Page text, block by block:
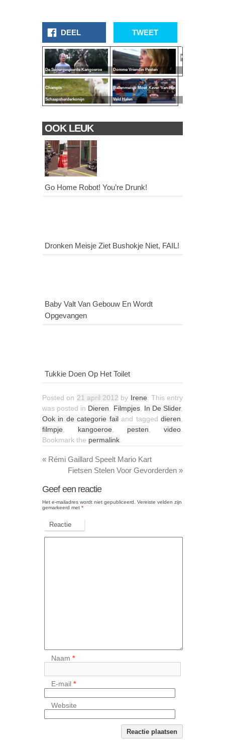
DEEL TWEET
De Supergespierde Kangoeroe Domme Vriendin Pesten
Krijgt
Champis Het
Schaapsherderkonijn
Ballenmeisje Moet Kever Van Het
Veld Halen
OOK LEUK
Go Home Robot! You’re Drunk!
Dronken Meisje Ziet Bushokje Niet, FAIL!
Baby Valt Van Gebouw En Wordt
Opgevangen
Tukkie Doen Op Het Toilet
Posted on 21 april 2012 by Irene . This entry
was posted in Dieren Filmpjes, In De Slider,
Ook in de categorie failand taggeddieren
filmpje
kangoeroe pesten video
Bookmark the permalink
« Rémi Gaillard Speelt Mario Kart
Fietsen Stelen Voor Gevorderden »
Geef een reactie
Het e-mailadres wordt niet gepubliceerd.
Vereiste velden zijn
gemarkeerd met *
Reactie
Naam*
E-mail*
Website